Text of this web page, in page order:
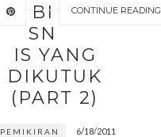
CONTINUE READING
BI
SN
IS YANG
DIKUTUK
(PART 2)
PEMIKIRAN 6/18/2011